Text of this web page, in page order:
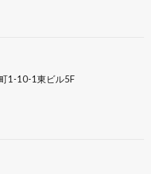
1-10-1東ビル5F